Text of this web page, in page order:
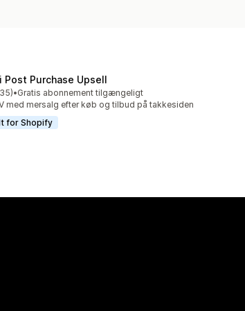
Post Purchase Upsell
5 stjerner
i alt
•Gratis abonnement tilgængeligt
med mersalg efter køb og tilbud på takkesiden
for Shopify